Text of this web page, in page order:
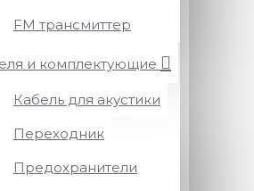
FM трансмиттер
и комплектующие
Кабель для акустики
Переходник
Предохранители